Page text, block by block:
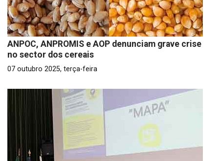
ANPOC, ANPROMIS e AOP denunciam grave crise
no sector dos cereais
07 outubro 2025, terça-feira